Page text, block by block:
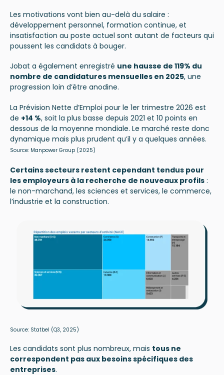
Les motivations vont bien au-delà du salaire :
développement personnel, formation continue, et
insatisfaction au poste actuel sont autant de facteurs qui
poussent les candidats à bouger.
Jobat a également enregistré une hausse de 119% du
nombre de candidatures mensuelles en 2025, une
progression loin d’être anodine.
La Prévision Nette d’Emploi pour le 1er trimestre 2026 est
de +14 %, soit la plus basse depuis 2021 et 10 points en
dessous de la moyenne mondiale. Le marché reste donc
dynamique mais plus prudent qu’il y a quelques années.
Source: Manpower Group (2025)
Certains secteurs restent cependant tendus pour
les employeurs à la recherche de nouveaux profils :
le non-marchand, les sciences et services, le commerce,
l’industrie et la construction.
Source: Statbel (Q3, 2025)
Les candidats sont plus nombreux, mais tous ne
correspondent pas aux besoins spécifiques des
entreprises.